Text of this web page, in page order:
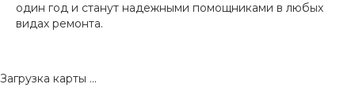
один год и станут надежными помощниками в любых
видах ремонта.
Загрузка карты ...